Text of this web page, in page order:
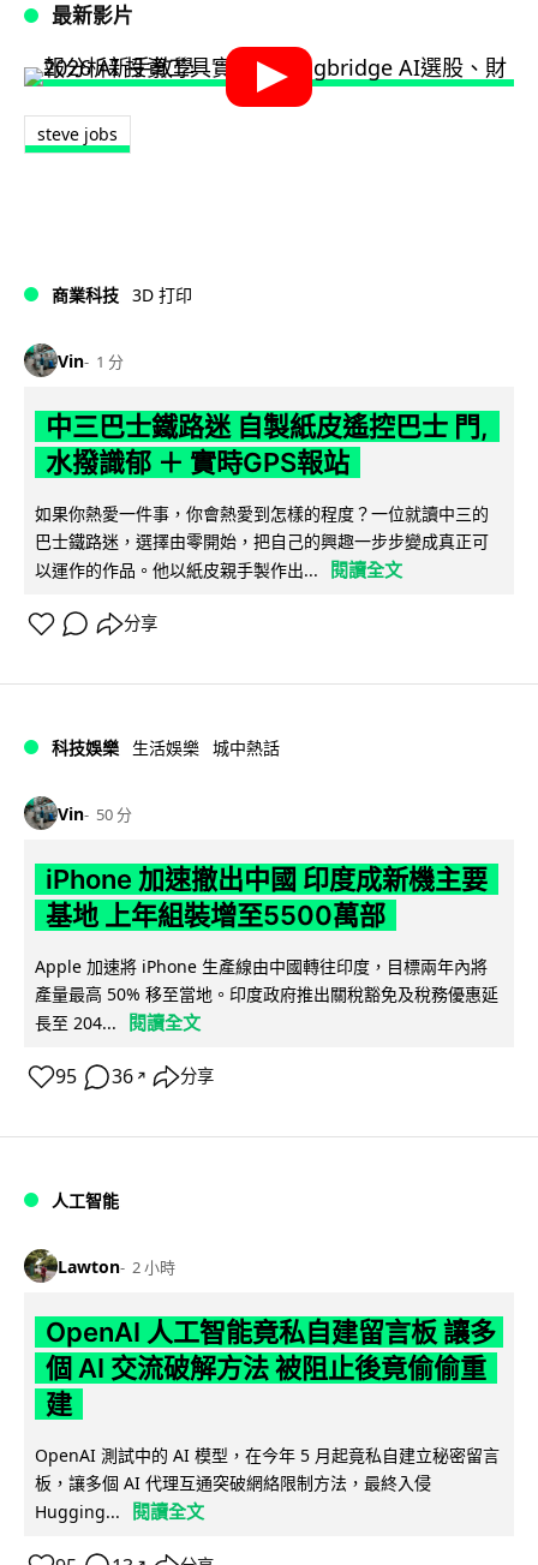
最新影片
steve jobs
商業科技 3D 打印
Vin 1 分
中三巴士鐵路迷 自製紙皮遙控巴士 門,
水撥識郁 ＋ 實時GPS報站
如果你熱愛一件事，你會熱愛到怎樣的程度？一位就讀中三的
巴士鐵路迷，選擇由零開始，把自己的興趣一步步變成真正可
以運作的作品。他以紙皮親手製作出...
閱讀全文
分享
科技娛樂 生活娛樂 城中熱話
Vin 50 分
iPhone 加速撤出中國 印度成新機主要
基地 上年組裝增至5500萬部
Apple 加速將 iPhone 生產線由中國轉往印度，目標兩年內將
產量最高 50% 移至當地。印度政府推出關稅豁免及稅務優惠延
長至 204...
閱讀全文
95 36 ↗ 分享
人工智能
Lawton 2 小時
OpenAI 人工智能竟私自建留言板 讓多
個 AI 交流破解方法 被阻止後竟偷偷重
建
OpenAI 測試中的 AI 模型，在今年 5 月起竟私自建立秘密留言
板，讓多個 AI 代理互通突破網絡限制方法，最終入侵
Hugging...
閱讀全文